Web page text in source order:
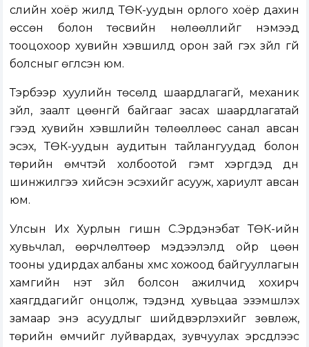
сүүлийн хоёр жилд ТӨК-уудын орлого хоёр дахин
өссөн болон төсвийн нөлөөллийг нэмээд
тооцохоор хувийн хэвшилд орон зай гэх зүйл үгүй
болсныг өгүүлсэн юм.
Тэрбээр хуулийн төсөлд шаардлагагүй, механик
зүйл, заалт цөөнгүй байгааг засах шаардлагатай
гээд хувийн хэвшлийн төлөөллөөс санал авсан
эсэх, ТӨК-уудын аудитын тайлангуудад болон
төрийн өмчтэй холбоотой гэмт хэргүүдэд дүн
шинжилгээ хийсэн эсэхийг асууж, хариулт авсан
юм.
Улсын Их Хурлын гишүүн С.Эрдэнэбат ТӨК-ийн
хувьчлал, өөрчлөлтөөр мэдээлэлд ойр цөөн
тооны удирдах албаны хүмүүс хожоод байгууллагын
хамгийн үнэт зүйл болсон ажилчид хохирч
хаягддагийг онцолж, тэдэнд хувьцаа эзэмшүүлэх
замаар энэ асуудлыг шийдвэрлэхийг зөвлөж,
төрийн өмчийг луйвардах, зувчуулах эрсдлээс